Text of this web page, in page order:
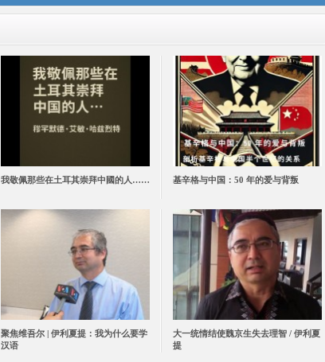
我敬佩那些在土耳其崇拜中國的人…… 基辛格与中国：50 年的爱与背叛
聚焦维吾尔 | 伊利夏提：我为什么要学
汉语
大一统情结使魏京生失去理智 / 伊利夏
提